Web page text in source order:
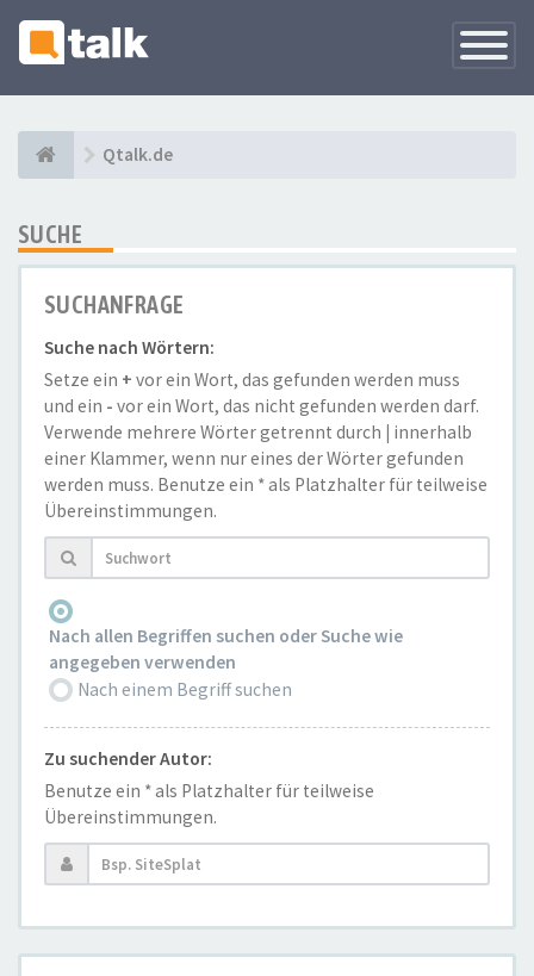
Qtalk.de
SUCHE
SUCHANFRAGE
Suche nach Wörtern:
Setze ein + vor ein Wort, das gefunden werden muss
und ein - vor ein Wort, das nicht gefunden werden darf.
Verwende mehrere Wörter getrennt durch | innerhalb
einer Klammer, wenn nur eines der Wörter gefunden
werden muss. Benutze ein * als Platzhalter für teilweise
Übereinstimmungen.
Nach allen Begriffen suchen oder Suche wie
angegeben verwenden
Nach einem Begriff suchen
Zu suchender Autor:
Benutze ein * als Platzhalter für teilweise
Übereinstimmungen.